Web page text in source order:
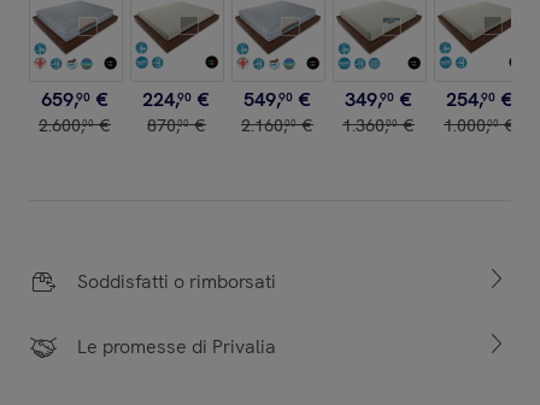
659,90 €
2.600,00 €
224,90 €
870,00 €
549,90 €
2.160,00 €
349,90 €
1.360,00 €
254,90 €
1.000,00 €
Soddisfatti o rimborsati
Le promesse di Privalia